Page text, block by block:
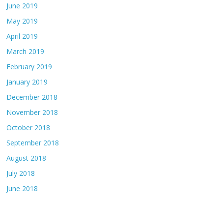
June 2019
May 2019
April 2019
March 2019
February 2019
January 2019
December 2018
November 2018
October 2018
September 2018
August 2018
July 2018
June 2018